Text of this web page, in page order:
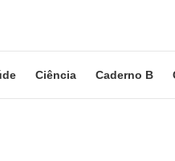
Ciência Caderno B